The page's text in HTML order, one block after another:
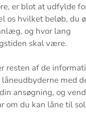
er blot at udfylde
os hvilket beløb, du
og hvor lang
skal være.
resten af de
med
ansøgning, og
om du kan låne til